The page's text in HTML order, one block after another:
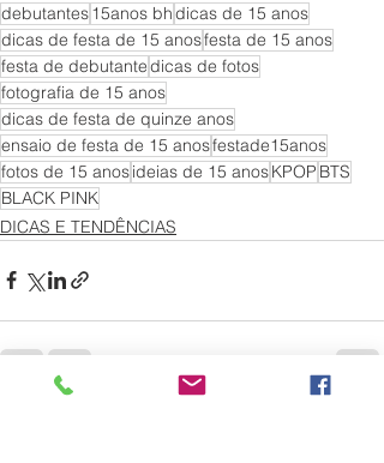
debutantes15anos bhdicas de 15 anos
dicas de festa de 15 anosfesta de 15 anos
festa de debutantedicas de fotos
fotografia de 15 anos
dicas de festa de quinze anos
ensaio de festa de 15 anosfestade15anos
fotos de 15 anosideias de 15 anosKPOP BTS
BLACK PINK
DICAS E TENDÊNCIAS